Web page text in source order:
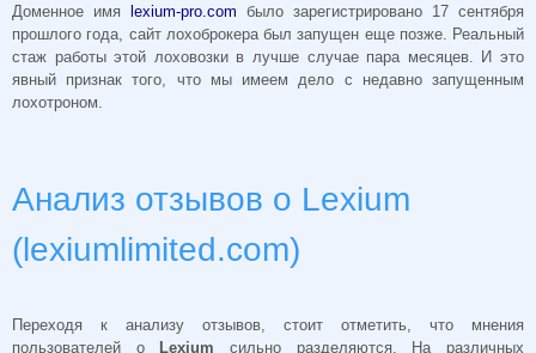
Доменное имя lexium-pro.com было зарегистрировано 17 сентября
прошлого года, сайт лохоброкера был запущен еще позже. Реальный
стаж работы этой лоховозки в лучше случае пара месяцев. И это
явный признак того, что мы имеем дело с недавно запущенным
лохотроном.
Анализ отзывов о Lexium
(lexiumlimited.com)
Переходя к анализу отзывов, стоит отметить, что мнения
пользователей о
Lexium сильно разделяются. На различных